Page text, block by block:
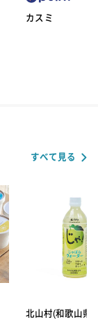
カスミ
すべて見る
北山村(和歌山県)